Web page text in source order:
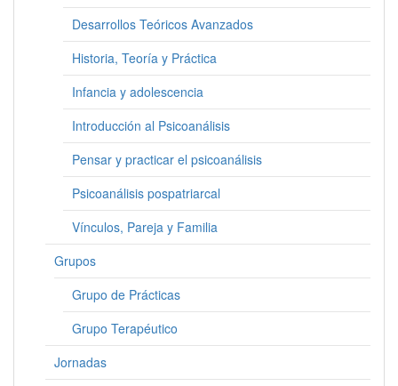
Desarrollos Teóricos Avanzados
Historia, Teoría y Práctica
Infancia y adolescencia
Introducción al Psicoanálisis
Pensar y practicar el psicoanálisis
Psicoanálisis pospatriarcal
Vínculos, Pareja y Familia
Grupos
Grupo de Prácticas
Grupo Terapéutico
Jornadas